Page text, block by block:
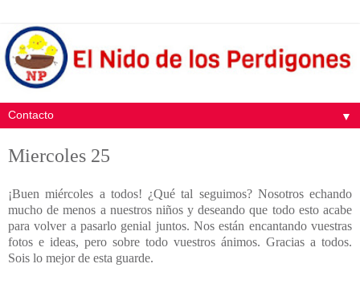
▼
Miercoles 25
¡Buen miércoles a todos! ¿Qué tal seguimos? Nosotros echando
mucho de menos a nuestros niños y deseando que todo esto acabe
para volver a pasarlo genial juntos. Nos están encantando vuestras
fotos e ideas, pero sobre todo vuestros ánimos. Gracias a todos.
Sois lo mejor de esta guarde.